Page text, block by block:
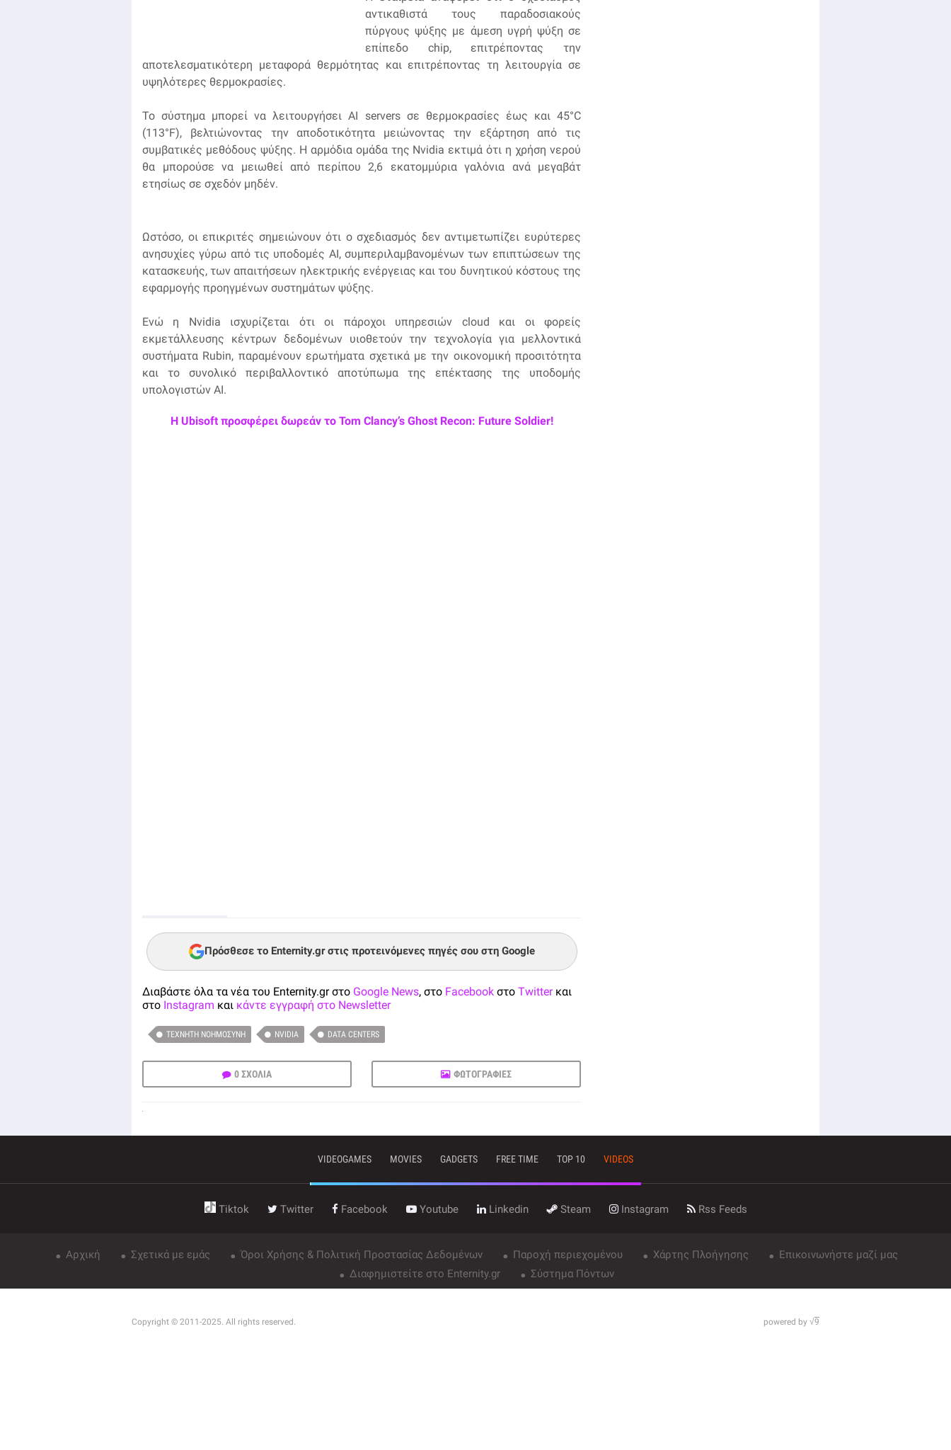
αντικαθιστά τους παραδοσιακούς
πύργους ψύξης με άμεση υγρή ψύξη σε
επίπεδο chip, επιτρέποντας την
αποτελεσματικότερη μεταφορά θερμότητας και επιτρέποντας τη λειτουργία σε
υψηλότερες θερμοκρασίες.
Το σύστημα μπορεί να λειτουργήσει AI servers σε θερμοκρασίες έως και 45°C
(113°F), βελτιώνοντας την αποδοτικότητα μειώνοντας την εξάρτηση από τις
συμβατικές μεθόδους ψύξης. Η αρμόδια ομάδα της Nvidia εκτιμά ότι η χρήση νερού
θα μπορούσε να μειωθεί από περίπου 2,6 εκατομμύρια γαλόνια ανά μεγαβάτ
ετησίως σε σχεδόν μηδέν.
Ωστόσο, οι επικριτές σημειώνουν ότι ο σχεδιασμός δεν αντιμετωπίζει ευρύτερες
ανησυχίες γύρω από τις υποδομές AI, συμπεριλαμβανομένων των επιπτώσεων της
κατασκευής, των απαιτήσεων ηλεκτρικής ενέργειας και του δυνητικού κόστους της
εφαρμογής προηγμένων συστημάτων ψύξης.
Ενώ η Nvidia ισχυρίζεται ότι οι πάροχοι υπηρεσιών cloud και οι φορείς
εκμετάλλευσης κέντρων δεδομένων υιοθετούν την τεχνολογία για μελλοντικά
συστήματα Rubin, παραμένουν ερωτήματα σχετικά με την οικονομική προσιτότητα
και το συνολικό περιβαλλοντικό αποτύπωμα της επέκτασης της υποδομής
υπολογιστών AI.
Η Ubisoft προσφέρει δωρεάν το Tom Clancy’s Ghost Recon: Future Soldier!
Πρόσθεσε το Enternity.gr στις προτεινόμενες πηγές σου στη Google
Διαβάστε όλα τα νέα του Enternity.gr στο Google News, στο Facebook στο Twitterκαι
στο Instagram και κάντε εγγραφή στο Newsletter
ΤΕΧΝΗΤΉ ΝΟΗΜΟΣΎΝΗ NVIDIA DATA CENTERS
0 ΣΧΟΛΙΑ ΦΩΤΟΓΡΑΦΙΕΣ
VIDEOGAMES MOVIES GADGETS FREE TIME TOP 10 VIDEOS
Tiktok Twitter Facebook Youtube Linkedin Steam Instagram Rss Feeds
Αρχική Σχετικά με εμάς Όροι Χρήσης & Πολιτική Προστασίας Δεδομένων Παροχή περιεχομένου Χάρτης Πλοήγησης
Επικοινωνήστε μαζί μας
Διαφημιστείτε στο Enternity.gr
Σύστημα Πόντων
Copyright © 2011-2025. All rights reserved. powered by √9